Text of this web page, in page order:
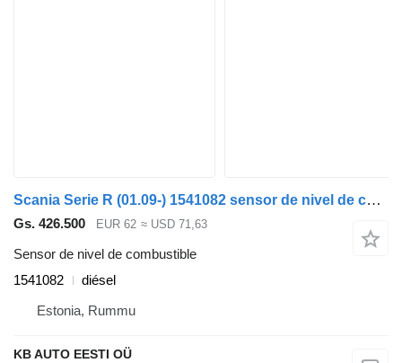
Scania Serie R (01.09-) 1541082 sensor de nivel de combustible para Scania P,G,R,T-series (2004-2017) camión
Gs. 426.500 EUR 62 ≈ USD 71,63
Sensor de nivel de combustible
1541082
diésel
Estonia, Rummu
KB AUTO EESTI OÜ